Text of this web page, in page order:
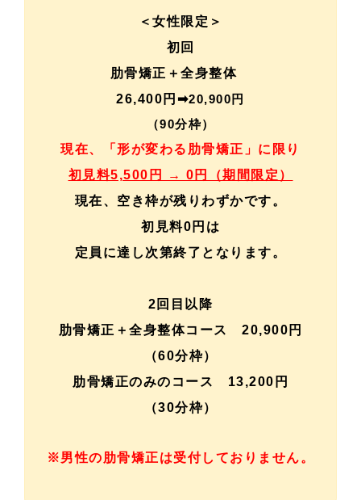
＜女性限定＞
初回
肋骨矯正＋全身整体
26,400円➡20,900円
（90分枠）
現在、「形が変わる肋骨矯正」に限り
初見料5,500円 → 0円（期間限定）
現在、空き枠が残りわずかです。
初見料0円は
定員に達し次第終了となります。
2回目以降
肋骨矯正＋全身整体コース 20,900円
（60分枠）
肋骨矯正のみのコース 13,200円
（30分枠）
※男性の肋骨矯正は受付しておりません。